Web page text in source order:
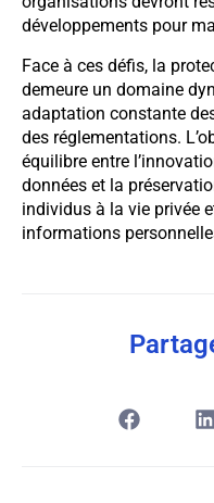
développements pour
Face à ces défis, la
demeure un domaine
adaptation constante
des réglementations.
équilibre entre
données et la
individus à la vie privée
informations